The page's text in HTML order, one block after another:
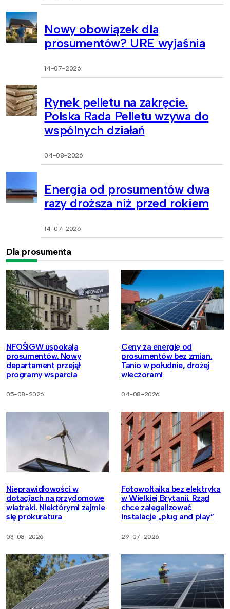
Nowy obowiązek dla
prosumentów? URE wyjaśnia
14-07-2026
Rynek pelletu na zakręcie.
Polska Rada Pelletu wzywa do
wspólnych działań
04-08-2026
Energia od prosumentów dwa
razy droższa niż przed rokiem
14-07-2026
Dla prosumenta
NFOŚiGW uspokaja
prosumentów. Nowy
departament przejął
programy wsparcia
05-08-2026
Ceny za energię od
prosumentów bez zmian.
Tanio w południe, drożej
wieczorami
04-08-2026
Nieprawidłowości w
dotacjach na przydomowe
wiatraki. Niektórymi zajmie
się prokuratura
03-08-2026
Fotowoltaika bez elektryka
w Wielkiej Brytanii. Rząd
chce zalegalizować
instalacje „plug and play”
29-07-2026